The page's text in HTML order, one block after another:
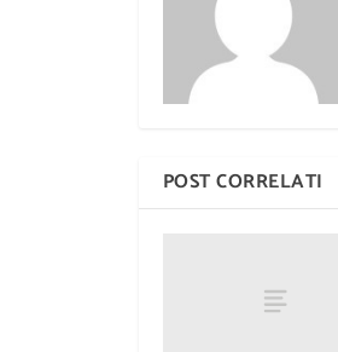
POST CORRELATI